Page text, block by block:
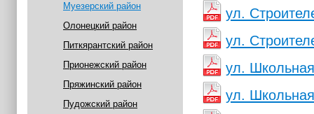
Муезерский район
Олонецкий район
Питкярантский район
Прионежский район
Пряжинский район
Пудожский район
ул.
ул.
ул.
ул.